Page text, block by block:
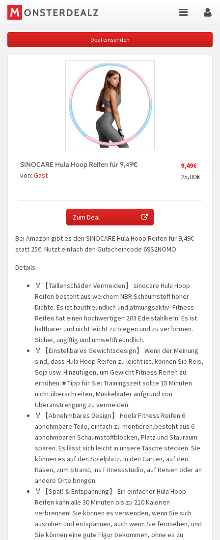
Deal einsenden
9,49€
25,00€
SINOCARE Hula Hoop Reifen für 9,49€
von: Gast
Zum Deal
Bei Amazon gibt es den SINOCARE Hula Hoop Reifen für 9,49€
statt 25€. Nutzt einfach den Gutscheincode 69S2NOMO.
Details
🏅【Taillenschäden Vermeiden】 sinocare Hula Hoop
Reifen besteht aus weichem NBR Schaumstoff hoher
Dichte. Es ist hautfreundlich und atmungsaktiv. Fitness
Reifen hat einen hochwertigen 203 Edelstahlkern. Es ist
haltbarer und nicht leicht zu biegen und zu verformen.
Sicher, ungiftig und umweltfreundlich.
🏅【Einstellbares Gewichtsdesign】 Wenn der Meinung
sind, dass Hula Hoop Reifen zu leicht ist, können Sie Reis,
Soja usw. Hinzufügen, um Gewicht Fitness Reifen zu
erhöhen.★Tipp für Sie: Trainingszeit sollte 15 Minuten
nicht überschreiten, Muskelkater aufgrund von
Überanstrengung zu vermeiden.
🏅【Abnehmbares Design】 Hoola Fitness Reifen 6
abnehmbare Teile, einfach zu montieren.besteht aus 6
abnehmbaren Schaumstoffblöcken, Platz und Stauraum
sparen. Es lässt sich leicht in unsere Tasche stecken. Sie
können es auf den Spielplatz, in den Garten, auf den
Rasen, zum Strand, ins Fitnessstudio, auf Reisen oder an
andere Orte bringen.
🏅【Spaß & Entspannung】 Ein einfacher Hula Hoop
Reifen kann alle 30 Minuten bis zu 210 Kalorien
verbrennen! Sie können es verwenden, wenn Sie sich
ausruhen und entspannen, auch wenn Sie fernsehen, und
Sie können eine gute Figur bekommen, ohne es zu